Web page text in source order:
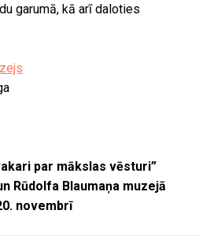
garumā, kā arī daloties
par mākslas vēsturi”
Rūdolfa Blaumaņa muzejā
novembrī